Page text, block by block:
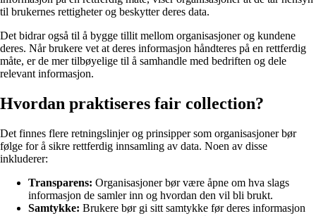
til brukernes rettigheter og beskytter deres data.
Det bidrar også til å bygge tillit mellom organisasjoner og kundene
deres. Når brukere vet at deres informasjon håndteres på en rettferdig
måte, er de mer tilbøyelige til å samhandle med bedriften og dele
relevant informasjon.
Hvordan praktiseres fair collection?
Det finnes flere retningslinjer og prinsipper som organisasjoner bør
følge for å sikre rettferdig innsamling av data. Noen av disse
inkluderer:
Transparens: Organisasjoner bør være åpne om hva slags
informasjon de samler inn og hvordan den vil bli brukt.
Samtykke: Brukere bør gi sitt samtykke før deres informasjon